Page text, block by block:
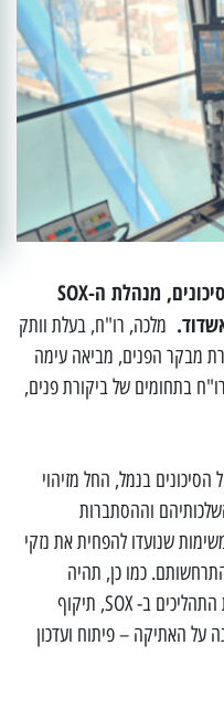
לתפקיד מנהלת סיכונים, מנהלת ה-SOX
מלכה, רו"ח, בעלת וותק
בנמל כעוזרת מבקר הפנים, מביאה עימה
בתחומים של ביקורת פנים,
בנמל, החל מזיהוי
וההסתברות
שנועדו להפחית את נזקי
כמו כן, תהיה
אחראית על ניהול ה-SOX – קביעת תכולת התהליכים ב- SOX, תיקוף
על האתיקה – פיתוח ועדכון